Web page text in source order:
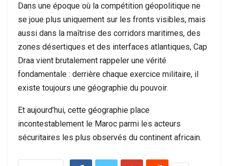
Dans une époque où la compétition géopolitique ne
se joue plus uniquement sur les fronts visibles, mais
aussi dans la maîtrise des corridors maritimes, des
zones désertiques et des interfaces atlantiques, Cap
Draa vient brutalement rappeler une vérité
fondamentale : derrière chaque exercice militaire, il
existe toujours une géographie du pouvoir.
Et aujourd’hui, cette géographie place
incontestablement le Maroc parmi les acteurs
sécuritaires les plus observés du continent africain.